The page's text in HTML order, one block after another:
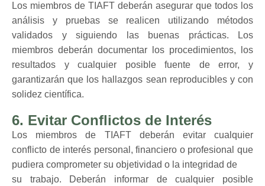
Los miembros de TIAFT deberán asegurar que todos los
análisis y pruebas se realicen utilizando métodos
validados y siguiendo las buenas prácticas. Los
miembros deberán documentar los procedimientos, los
resultados y cualquier posible fuente de error, y
garantizarán que los hallazgos sean reproducibles y con
solidez científica.
6. Evitar Conflictos de Interés
Los miembros de TIAFT deberán evitar cualquier
conflicto de interés personal, financiero o profesional que
pudiera comprometer su objetividad o la integridad de
su trabajo. Deberán informar de cualquier posible